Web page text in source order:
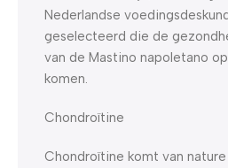
Nederlandse
geselecteerd die de
van de Mastino napoletano
komen.
Chondroïtine
Chondroïtine komt van